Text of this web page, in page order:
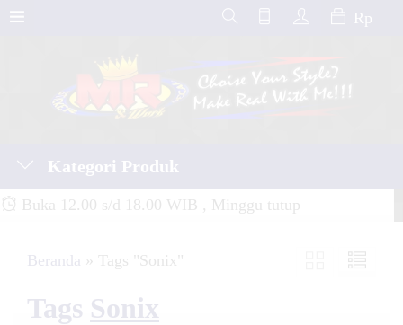
Rp
Kategori Produk
Buka 12.00 s/d 18.00 WIB , Minggu tutup
Beranda » Tags "Sonix"
Tags Sonix